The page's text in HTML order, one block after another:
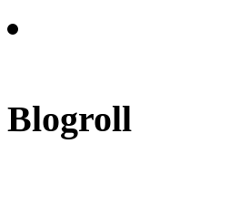
Blogroll